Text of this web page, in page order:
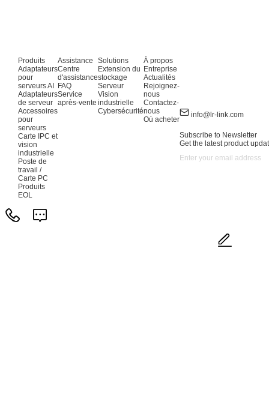
Produits
Adaptateurs
pour
serveurs AI
Adaptateurs
de serveur
Accessoires
pour
serveurs
Carte IPC et
vision
industrielle
Poste de
travail /
Carte PC
Produits
EOL
Assistance
Centre
d'assistance
FAQ
Service
après-vente
Solutions
Extension du
stockage
Serveur
Vision
industrielle
Cybersécurité
À propos
Entreprise
Actualités
Rejoignez-
nous
Contactez-
nous
Où acheter
info@lr-link.com
Subscribe to Newsletter
Get the latest product